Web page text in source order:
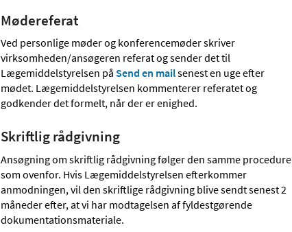
Mødereferat
Ved personlige møder og konferencemøder skriver
virksomheden/ansøgeren referat og sender det til
Lægemiddelstyrelsen påSend en mailsenest en uge efter
mødet. Lægemiddelstyrelsen kommenterer referatet og
godkender det formelt, når der er enighed.
Skriftlig rådgivning
Ansøgning om skriftlig rådgivning følger den samme procedure
som ovenfor. Hvis Lægemiddelstyrelsen efterkommer
anmodningen, vil den skriftlige rådgivning blive sendt senest 2
måneder efter, at vi har modtagelsen af fyldestgørende
dokumentationsmateriale.